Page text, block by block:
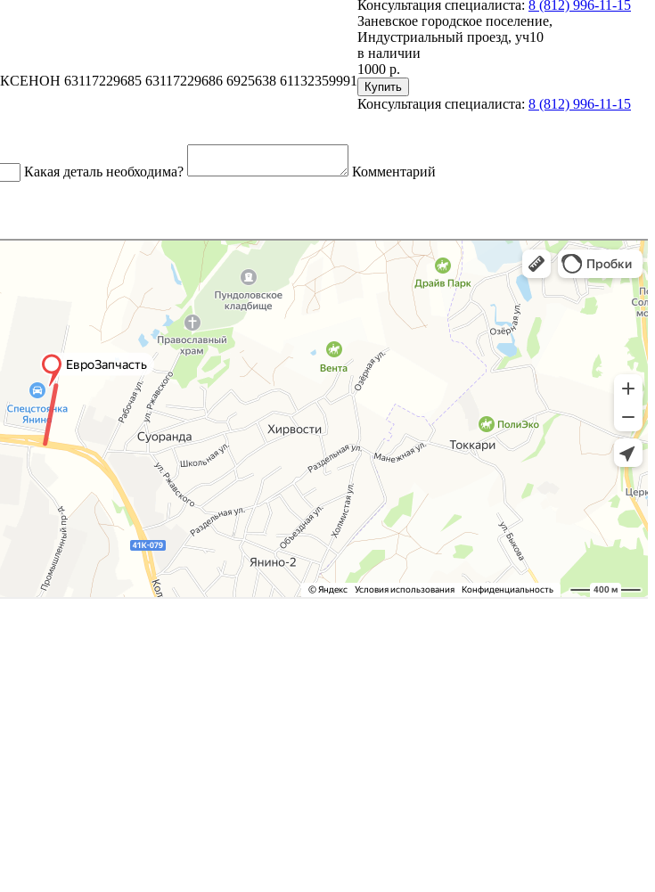
Консультация специалиста: 8 (812) 996-11-15
63117229685 63117229686 6925638 61132359991
Заневское городское поселение,
Индустриальный проезд, уч10
в наличии
1000 р.
Консультация специалиста: 8 (812) 996-11-15
Какая деталь необходима?
Комментарий